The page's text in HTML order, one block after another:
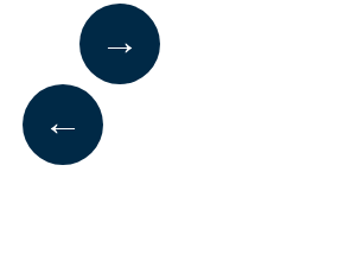
→
←